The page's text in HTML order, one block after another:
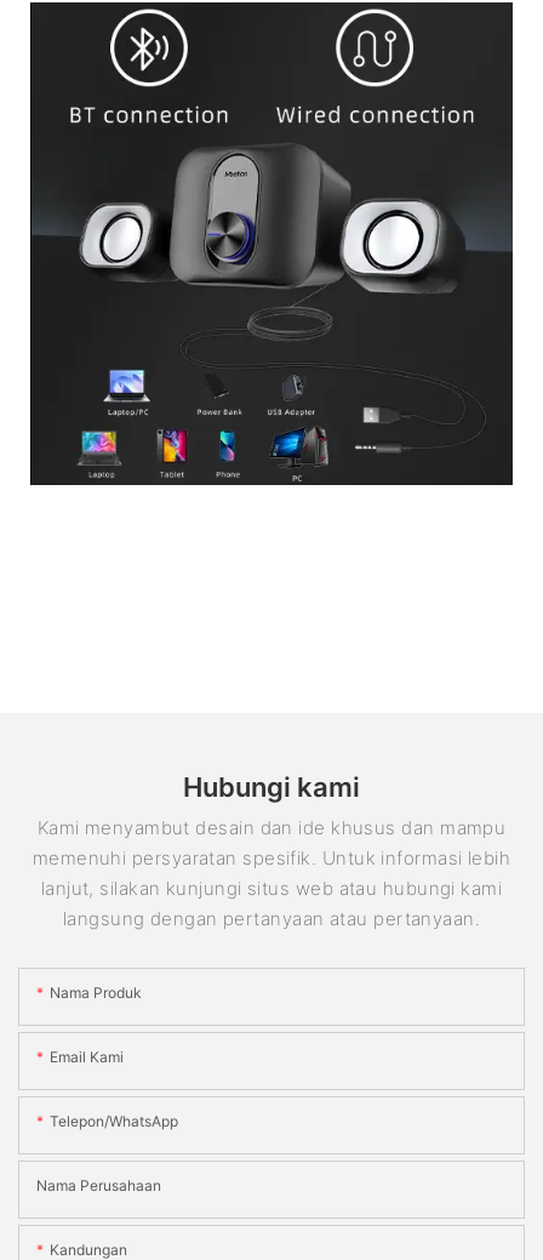
Hubungi kami
Kami menyambut desain dan ide khusus dan mampu
memenuhi persyaratan spesifik. Untuk informasi lebih
lanjut, silakan kunjungi situs web atau hubungi kami
langsung dengan pertanyaan atau pertanyaan.
Nama Produk
Email Kami
Telepon/WhatsApp
Nama Perusahaan
Kandungan